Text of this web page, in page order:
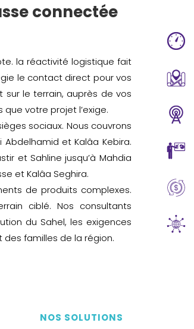
connectée
la réactivité logistique fait
le contact direct pour vos
sur le terrain, auprès de vos
votre projet l’exige.
sociaux. Nous couvrons
Abdelhamid et Kalâa Kebira.
et Sahline jusqu’à Mahdia
et Kalâa Seghira.
de produits complexes.
ciblé. Nos consultants
du Sahel, les exigences
familles de la région.
NOS SOLUTIONS